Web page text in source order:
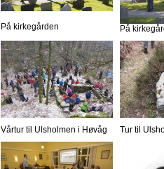
På kirkegården
På
Vårtur til Ulsholmen i Høvåg
Tur til